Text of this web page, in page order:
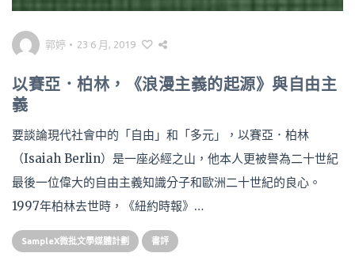
郭婷 • 23 6 月, 2019
以賽亞．柏林，《浪漫主義的起源》與自由主
義
要談論現代社會中的「自由」和「多元」，以賽亞．柏林
（Isaiah Berlin）是一座必經之山，他本人更被譽為二十世紀
最後一位偉大的自由主義知識分子和歐洲二十世紀的良心。
1997年柏林去世時，《紐約時報》…
SampleX微批文學媒體計劃 書評